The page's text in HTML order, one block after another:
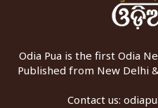
Odia Pua is the first Odia
Published from New Delhi
Contact us: